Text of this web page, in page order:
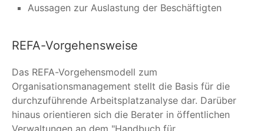
Aussagen zur Auslastung der Beschäftigten
REFA-Vorgehensweise
Das REFA-Vorgehensmodell zum
Organisationsmanagement stellt die Basis für die
durchzuführende Arbeitsplatzanalyse dar. Darüber
hinaus orientieren sich die Berater in öffentlichen
Verwaltungen an dem "Handbuch für